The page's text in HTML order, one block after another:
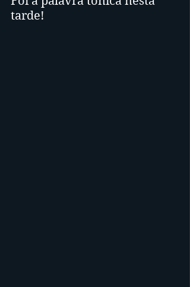
tarde!